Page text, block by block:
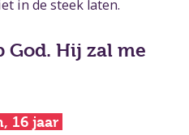
in de steek laten.
Hij zal me
16 jaar